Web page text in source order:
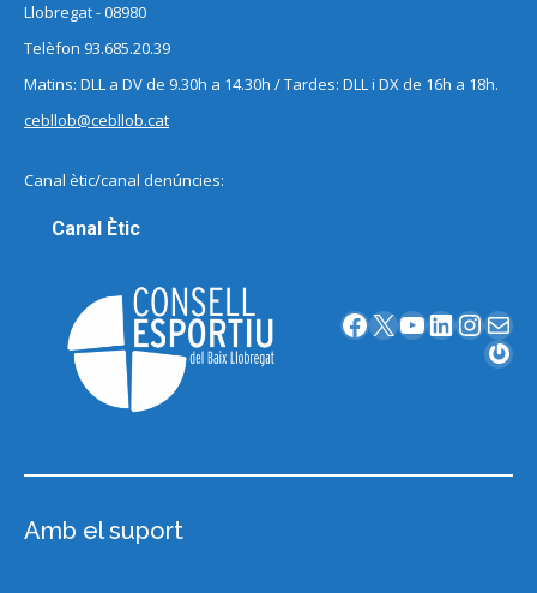
Llobregat - 08980
Telèfon 93.685.20.39
Matins: DLL a DV de 9.30h a 14.30h / Tardes: DLL i DX de 16h a 18h.
cebllob@cebllob.cat
Canal ètic/canal denúncies:
Canal Ètic
Facebook X YouTube LinkedIn InstagramCorreu electrònic
Gravatar
Amb el suport